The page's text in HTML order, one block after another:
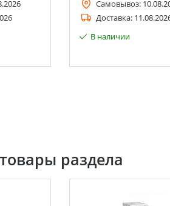
Самовывоз:
Доставка:
В наличии
раздела